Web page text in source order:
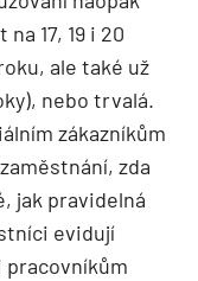
17, 19 i 20
ale také už
nebo trvalá.
zákazníkům
zda
jak pravidelná
evidují